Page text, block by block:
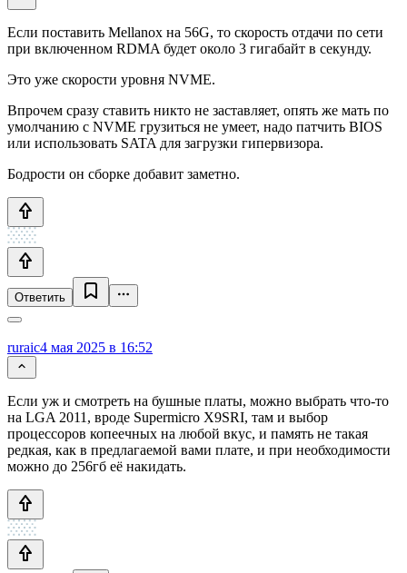
Если поставить Mellanox на 56G, то скорость отдачи по сети
при включенном RDMA будет около 3 гигабайт в секунду.
Это уже скорости уровня NVME.
Впрочем сразу ставить никто не заставляет, опять же мать по
умолчанию с NVME грузиться не умеет, надо патчить BIOS
или использовать SATA для загрузки гипервизора.
Бодрости он сборке добавит заметно.
Ответить
ruraic4 мая 2025 в 16:52
Если уж и смотреть на бушные платы, можно выбрать что-то
на LGA 2011, вроде Supermicro X9SRI, там и выбор
процессоров копеечных на любой вкус, и память не такая
редкая, как в предлагаемой вами плате, и при необходимости
можно до 256гб её накидать.